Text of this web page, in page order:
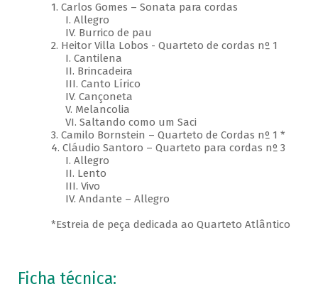
1. Carlos Gomes – Sonata para cordas
I. Allegro
IV. Burrico de pau
2. Heitor Villa Lobos - Quarteto de cordas nº 1
I. Cantilena
II. Brincadeira
III. Canto Lírico
IV. Cançoneta
V. Melancolia
VI. Saltando como um Saci
3. Camilo Bornstein – Quarteto de Cordas nº 1 *
4. Cláudio Santoro – Quarteto para cordas nº 3
I. Allegro
II. Lento
III. Vivo
IV. Andante – Allegro
*Estreia de peça dedicada ao Quarteto Atlântico
Ficha técnica: